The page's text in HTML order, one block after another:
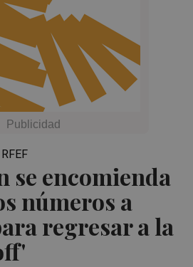
se encomienda
números a
regresar a la